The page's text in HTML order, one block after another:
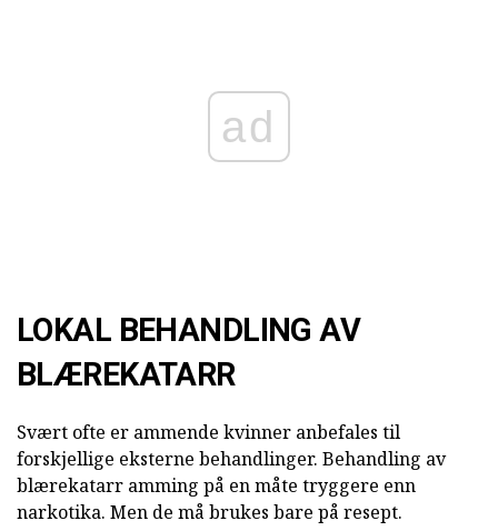
ad
LOKAL BEHANDLING AV
BLÆREKATARR
Svært ofte er ammende kvinner anbefales til
forskjellige eksterne behandlinger. Behandling av
blærekatarr amming på en måte tryggere enn
narkotika. Men de må brukes bare på resept.